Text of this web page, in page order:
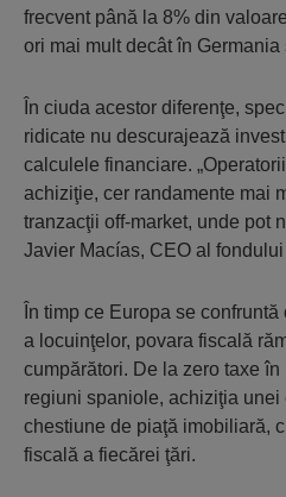
frecvent până la 8% din
ori mai mult decât în Germania
În ciuda acestor diferenţe,
ridicate nu descurajează
calculele financiare.
achiziţie, cer randamente mai
tranzacţii off-market, unde pot
Javier Macías, CEO al
În timp ce Europa se
a locuinţelor, povara fiscală
cumpărători. De la zero taxe
regiuni spaniole, achiziţia unei
chestiune de piaţă imobiliară,
fiscală a fiecărei ţări.